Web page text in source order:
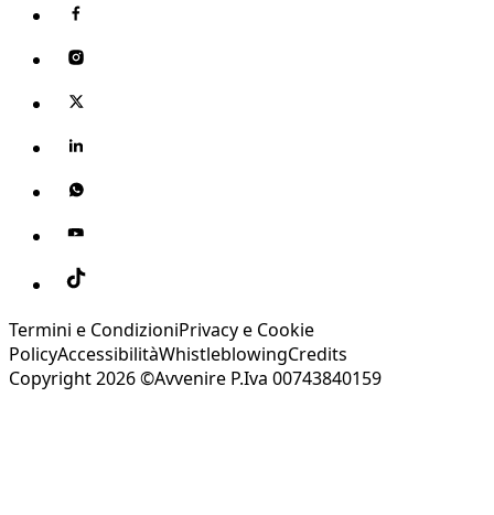
Termini e CondizioniPrivacy e Cookie
PolicyAccessibilitàWhistleblowingCredits
Copyright 2026 ©Avvenire P.Iva 00743840159